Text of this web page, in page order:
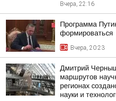
Вчера, 22:16
Программа
формироваться
Вчера, 20:23
Дмитрий
маршрутов
регионах
науки и